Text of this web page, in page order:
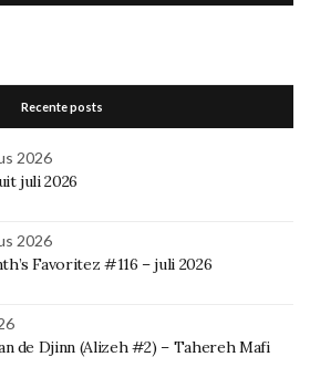
Recente posts
2026
juli 2026
2026
Favoritez #116 – juli 2026
de Djinn (Alizeh #2) – Tahereh Mafi